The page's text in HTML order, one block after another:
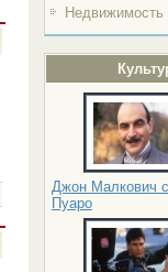
Недвижимость
Джон Малкович
Пуаро